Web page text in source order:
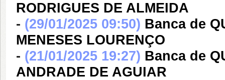
RODRIGUES DE ALMEIDA
- (29/01/2025 09:50) Banca de
MENESES LOURENÇO
- (21/01/2025 19:27) Banca de
ANDRADE DE AGUIAR